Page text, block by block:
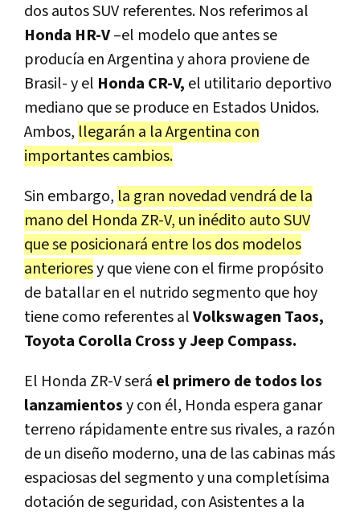
dos autos SUV referentes. Nos referimos al
Honda HR-V–el modelo que antes se
producía en Argentina y ahora proviene de
Brasil- y el Honda CR-V, el utilitario deportivo
mediano que se produce en Estados Unidos.
Ambos, llegarán a la Argentina con
importantes cambios.
Sin embargo, la gran novedad vendrá de la
mano del Honda ZR-V, un inédito auto SUV
que se posicionará entre los dos modelos
anterioresy que viene con el firme propósito
de batallar en el nutrido segmento que hoy
tiene como referentes alVolkswagen Taos,
Toyota Corolla Cross y Jeep Compass.
El Honda ZR-V será el primero de todos los
lanzamientosy con él, Honda espera ganar
terreno rápidamente entre sus rivales, a razón
de un diseño moderno, una de las cabinas más
espaciosas del segmento y una completísima
dotación de seguridad, con Asistentes a la